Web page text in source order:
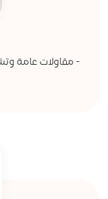
مقاولات عامة